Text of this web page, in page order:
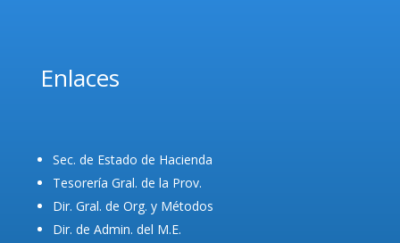
Enlaces
Sec. de Estado de Hacienda
Tesorería Gral. de la Prov.
Dir. Gral. de Org. y Métodos
Dir. de Admin. del M.E.